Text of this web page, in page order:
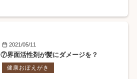
2021/05/11
⑦界面活性剤が髪にダメージを？
健康おぼえがき